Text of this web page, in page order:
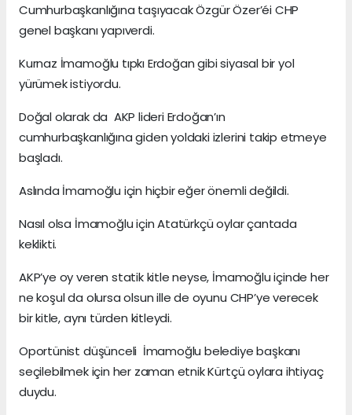
Cumhurbaşkanlığına taşıyacak Özgür Özer’éi CHP
genel başkanı yapıverdi.
Kurnaz İmamoğlu tıpkı Erdoğan gibi siyasal bir yol
yürümek istiyordu.
Doğal olarak da AKP lideri Erdoğan’ın
cumhurbaşkanlığına giden yoldaki izlerini takip etmeye
başladı.
Aslında İmamoğlu için hiçbir eğer önemli değildi.
Nasıl olsa İmamoğlu için Atatürkçü oylar çantada
keklikti.
AKP’ye oy veren statik kitle neyse, İmamoğlu içinde her
ne koşul da olursa olsun ille de oyunu CHP’ye verecek
bir kitle, aynı türden kitleydi.
Oportünist düşünceli İmamoğlu belediye başkanı
seçilebilmek için her zaman etnik Kürtçü oylara ihtiyaç
duydu.